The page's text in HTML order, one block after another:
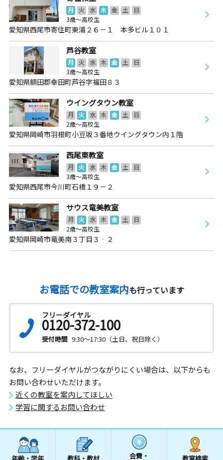
月 火 水 木 金 土
日
3歳～高校生
愛知県西尾市寄住町東浦２６－１ 本多ビル１０１
芦谷教室
月 火 水 木 金 土
日
3歳～高校生
愛知県額田郡幸田町芦谷字福田８３
ウイングタウン教室
月 火 水 木 金 土
日
2歳～高校生
愛知県岡崎市羽根町小豆坂３番地ウイングタウン内１階
西尾東教室
月 火 水 木 金 土
日
3歳～高校生
愛知県西尾市今川町石橋１９－２
サウス竜美教室
月 火 水 木 金 土
日
2歳～高校生
愛知県岡崎市竜美南３丁目３‐２
お電話での教室案内も行っています
フリーダイヤル
0120-372-100
受付時間 9:30～17:30（土日、祝日除く）
なお、フリーダイヤルがつながりにくい場合は、以下からも
お問い合わせいただけます。
近くの教室を案内してほしい
学習に関するお問い合わせ
会費・